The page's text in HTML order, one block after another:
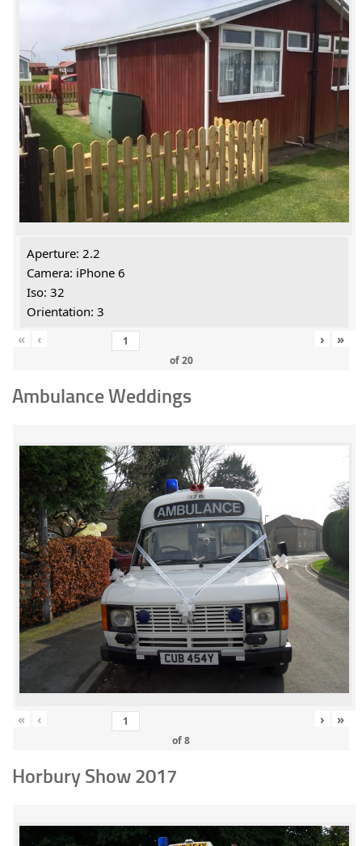
Aperture: 2.2
Camera: iPhone 6
Iso: 32
Orientation: 3
«
‹
of20
› »
Ambulance Weddings
« ‹
of8
› »
Horbury Show 2017